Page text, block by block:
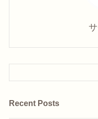
Recent Posts